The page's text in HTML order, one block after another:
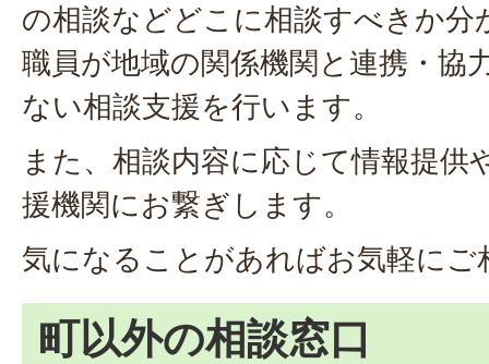
の相談などどこに相談すべきか分
職員が地域の関係機関と連携・協
ない相談支援を行います。
また、相談内容に応じて情報提供
援機関にお繋ぎします。
気になることがあればお気軽にご
町以外の相談窓口